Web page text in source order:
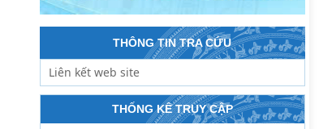
THÔNG TIN TRA CỨU
THỐNG KÊ TRUY CẬP